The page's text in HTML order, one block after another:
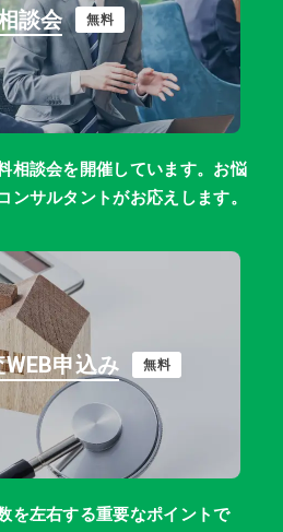
談会 無料
相談会を開催しています。お悩
ンサルタントがお応えします。
申込み 無料
を左右する重要なポイントで